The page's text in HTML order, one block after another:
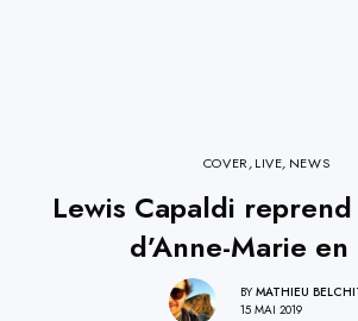
COVER,LIVE, NEWS
Lewis Capaldi
d’Anne-Marie
BY MATHIEU
15 MAI 2019